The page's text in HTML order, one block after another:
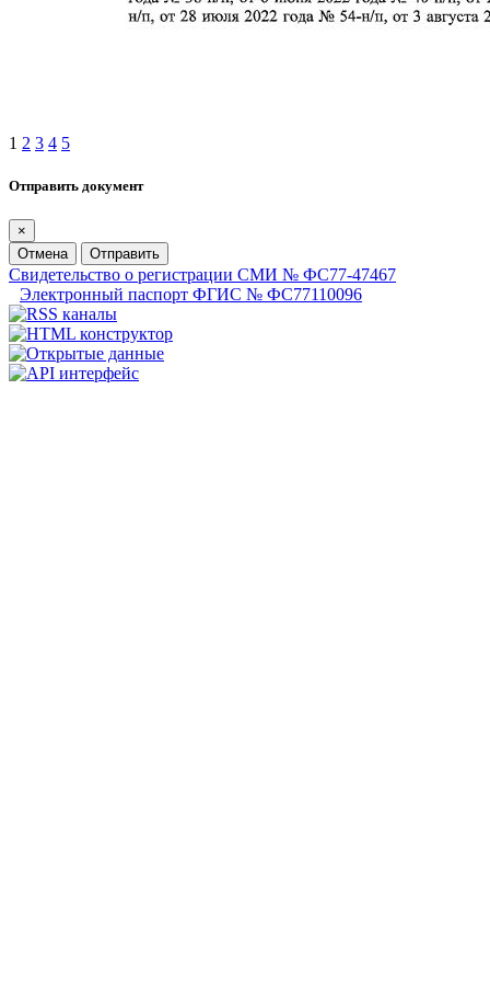
1 2 3 4 5
Отправить документ
×
Отмена
Отправить
Свидетельство о регистрации СМИ № ФС77-47467
Электронный паспорт ФГИС № ФС77110096